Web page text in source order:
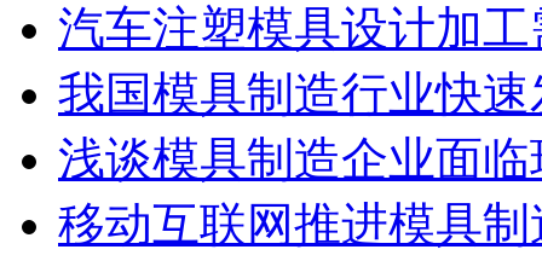
汽车注塑模具设计加
我国模具制造行业快
浅谈模具制造企业面
移动互联网推进模具